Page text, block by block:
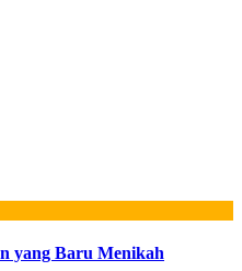
yang Baru Menikah